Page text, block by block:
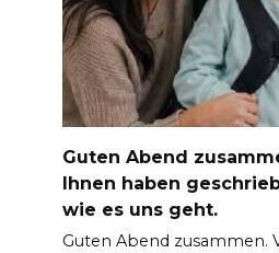
Guten Abend
Ihnen haben
wie es uns geht.
Guten Abend zusammen.